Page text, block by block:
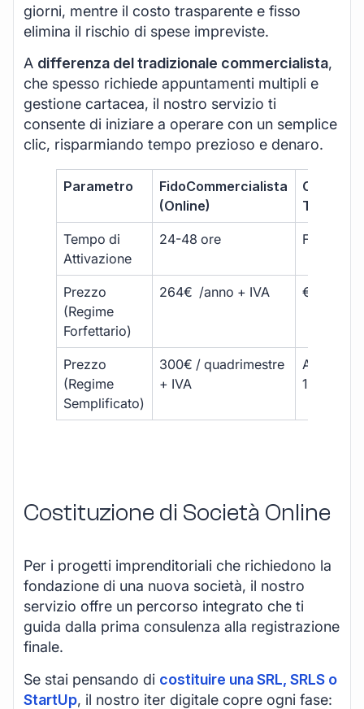
giorni, mentre il costo trasparente e fisso
elimina il rischio di spese impreviste.
A differenza del tradizionale commercialista,
che spesso richiede appuntamenti multipli e
gestione cartacea, il nostro servizio ti
consente di iniziare a operare con un semplice
clic, risparmiando tempo prezioso e denaro.
Parametro
FidoCommercialista
(Online)
Tempo di
Attivazione
24-48 ore Fino a 30
Prezzo
(Regime
Forfettario)
264€ /anno + IVA €500 –
Prezzo
(Regime
Semplificato)
300€ / quadrimestre
+ IVA
A partire
1800 € +
Costituzione di Società Online
Per i progetti imprenditoriali che richiedono la
fondazione di una nuova società, il nostro
servizio offre un percorso integrato che ti
guida dalla prima consulenza alla registrazione
finale.
Se stai pensando di costituire una SRL, SRLS o
StartUp, il nostro iter digitale copre ogni fase: